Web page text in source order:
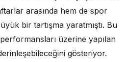
arasında hem de spor
bir tartışma yaratmıştı. Bu
üzerine yapılan
gösteriyor.